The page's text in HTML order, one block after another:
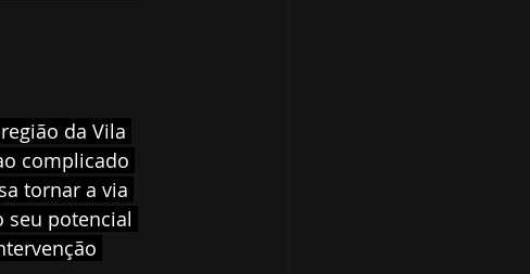
da Vila
complicado
tornar a via
seu potencial